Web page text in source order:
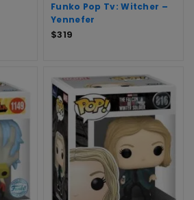
Funko Pop Tv: Witcher –
Yennefer
$319